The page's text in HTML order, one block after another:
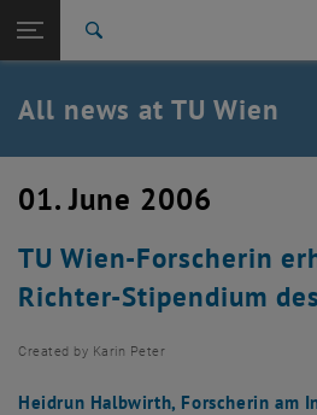
TU Login
Quicklinks
Toggle quicklinks menu
Studies
Career
Back: list subpages of parent page TU
Back to:
TU Wien Homepage
Overview
All news at TU Wien
01. June 2006
TU Wien-Forscherin
Richter-Stipendium
Created by Karin Peter
Heidrun Halbwirth, Forscherin am